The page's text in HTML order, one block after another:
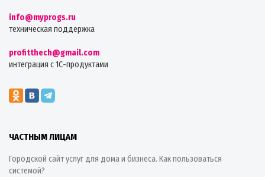
info@myprogs.ru
техническая поддержка
profitthech@gmail.com
интеграция с 1С-продуктами
ЧАСТНЫМ ЛИЦАМ
Городской сайт услуг для дома и бизнеса. Как пользоваться
системой?